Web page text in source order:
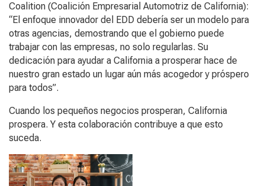
Coalition (Coalición Empresarial Automotriz de California):
“El enfoque innovador del EDD debería ser un modelo para
otras agencias, demostrando que el gobierno puede
trabajar con las empresas, no solo regularlas. Su
dedicación para ayudar a California a prosperar hace de
nuestro gran estado un lugar aún más acogedor y próspero
para todos”.
Cuando los pequeños negocios prosperan, California
prospera. Y esta colaboración contribuye a que esto
suceda.